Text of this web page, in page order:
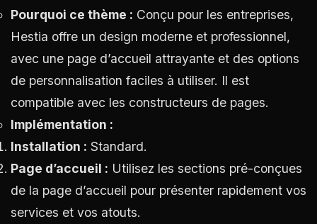
Pourquoi ce thème : Conçu pour les entreprises,
Hestia offre un design moderne et professionnel,
avec une page d’accueil attrayante et des options
de personnalisation faciles à utiliser. Il est
compatible avec les constructeurs de pages.
Implémentation :
Installation : Standard.
Page d’accueil : Utilisez les sections pré-conçues
de la page d’accueil pour présenter rapidement vos
services et vos atouts.